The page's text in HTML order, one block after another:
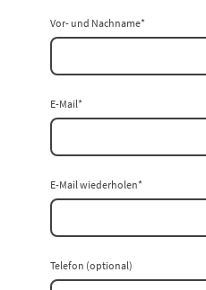
Vor- und Nachname*
E-Mail*
E-Mail wiederholen*
Telefon (optional)